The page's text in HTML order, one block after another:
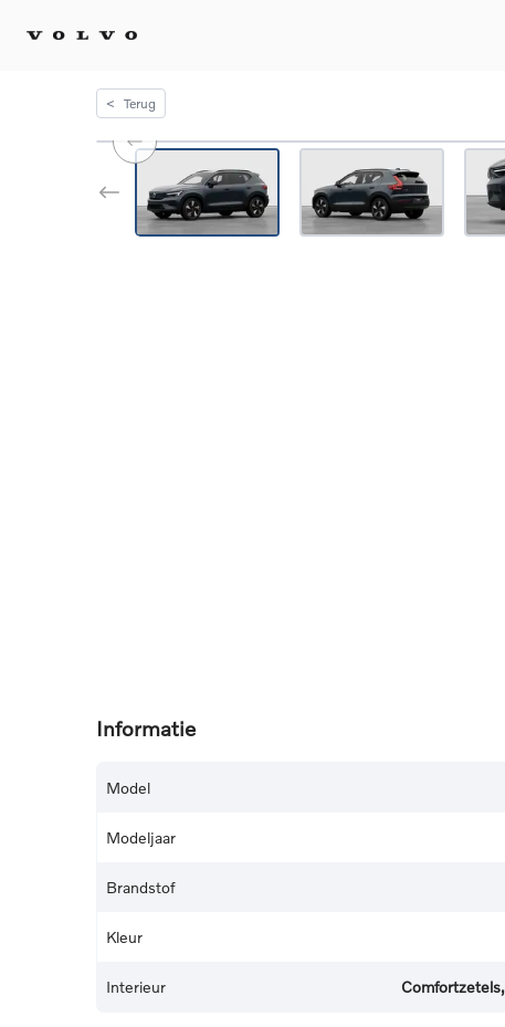
Stel
< Terug
Informatie
Model
Modeljaar
Brandstof
Kleur
Interieur